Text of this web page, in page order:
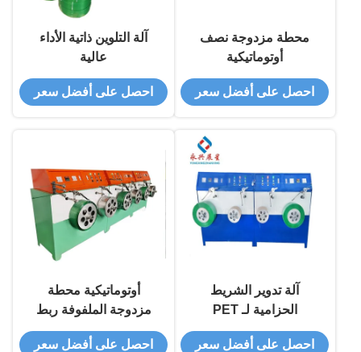
محطة مزدوجة نصف
أوتوماتيكية
احصل على أفضل سعر
آلة التلوين ذاتية الأداء
عالية
احصل على أفضل سعر
آلة تدوير الشريط
الحزامية لـ PET
احصل على أفضل سعر
أوتوماتيكية محطة
مزدوجة الملفوفة ربط
الشريط الملفوفة
احصل على أفضل سعر